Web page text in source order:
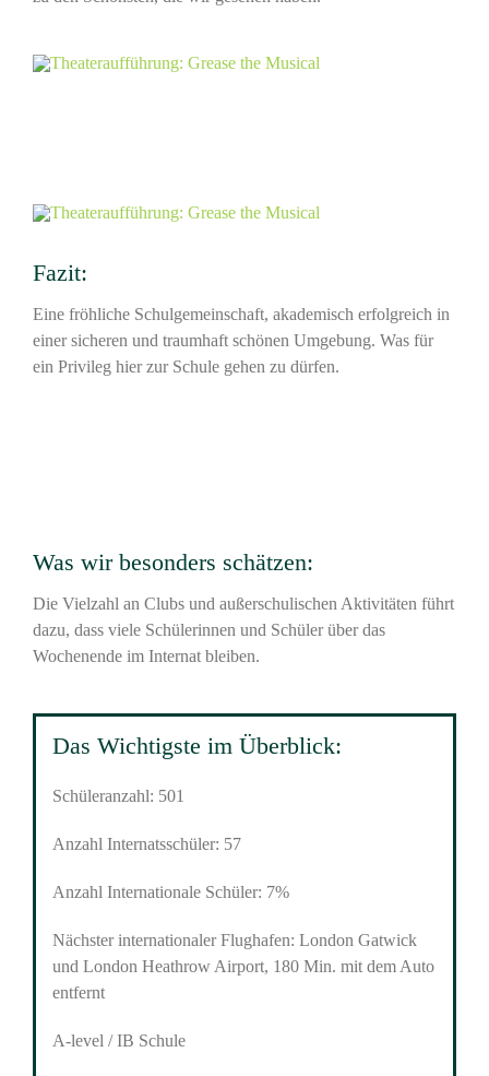
Fazit:
Eine fröhliche Schulgemeinschaft, akademisch erfolgreich in
einer sicheren und traumhaft schönen Umgebung. Was für
ein Privileg hier zur Schule gehen zu dürfen.
Was wir besonders schätzen:
Die Vielzahl an Clubs und außerschulischen Aktivitäten führt
dazu, dass viele Schülerinnen und Schüler über das
Wochenende im Internat bleiben.
Das Wichtigste im Überblick:
Schüleranzahl: 501
Anzahl Internatsschüler: 57
Anzahl Internationale Schüler: 7%
Nächster internationaler Flughafen: London Gatwick
und London Heathrow Airport, 180 Min. mit dem Auto
entfernt
A-level / IB Schule